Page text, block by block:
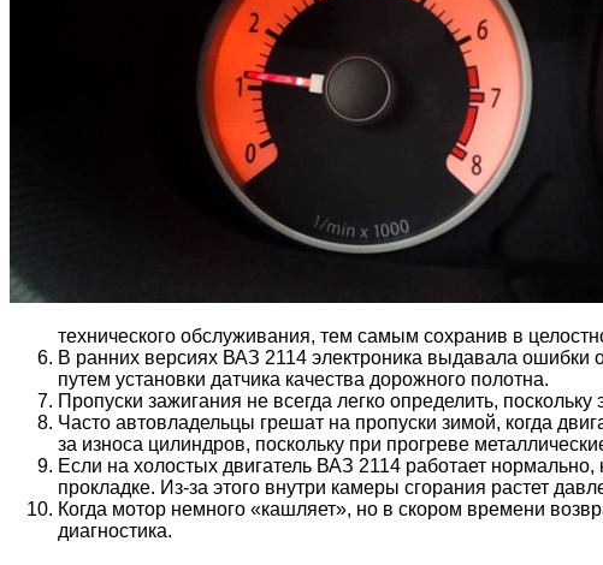
технического обслуживания, тем самым сохранив в
В ранних версиях ВАЗ 2114 электроника выдавала ошибки
путем установки датчика качества дорожного полотна.
Пропуски зажигания не всегда легко определить,
Часто автовладельцы грешат на пропуски зимой, когда
за износа цилиндров, поскольку при прогреве
Если на холостых двигатель ВАЗ 2114 работает нормально,
прокладке. Из-за этого внутри камеры сгорания растет
Когда мотор немного «кашляет», но в скором времени
диагностика.